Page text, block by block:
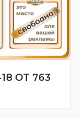
ОТ 763